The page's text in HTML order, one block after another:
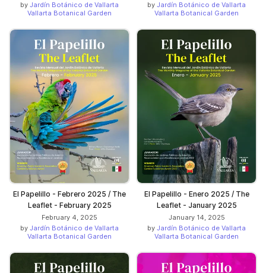
by Jardín Botánico de Vallarta
Vallarta Botanical Garden
by Jardín Botánico de Vallarta
Vallarta Botanical Garden
El Papelillo - Febrero 2025 / The
Leaflet - February 2025
February 4, 2025
by Jardín Botánico de Vallarta
Vallarta Botanical Garden
El Papelillo - Enero 2025 / The
Leaflet - January 2025
January 14, 2025
by Jardín Botánico de Vallarta
Vallarta Botanical Garden